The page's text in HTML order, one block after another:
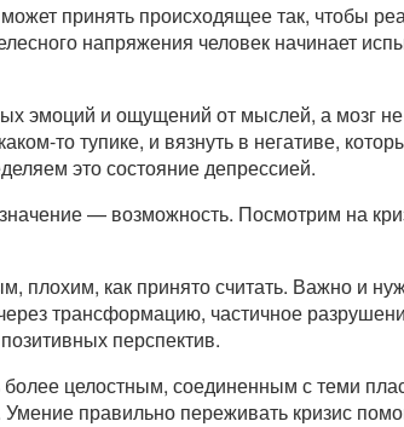
принять происходящее так, чтобы
напряжения человек начинает
эмоций и ощущений от мыслей, а мозг
то тупике, и вязнуть в негативе,
это состояние депрессией.
— возможность. Посмотрим на
плохим, как принято считать. Важно и
трансформацию, частичное
перспектив.
целостным, соединенным с теми
правильно переживать кризис